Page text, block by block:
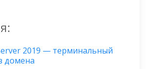
2019 — терминальный
домена